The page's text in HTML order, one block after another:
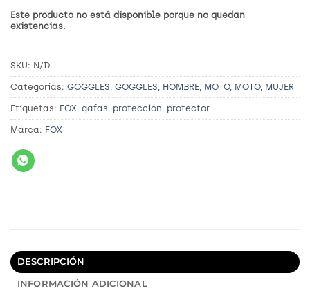
Este producto no está disponible porque no quedan
existencias.
SKU: N/D
Categorías: GOGGLES, GOGGLES, HOMBRE, MOTO, MOTO, MUJER
Etiquetas: FOX, gafas, protección, protector
Marca: FOX
DESCRIPCIÓN
INFORMACIÓN ADICIONAL